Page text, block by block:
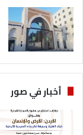
أخبار في صور